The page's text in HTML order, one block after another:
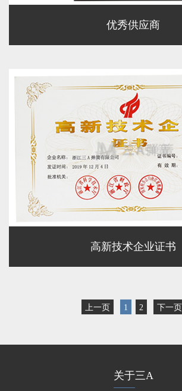
优秀供应商
高新技术企业证书
上一页 1 2 下一页
关于三A